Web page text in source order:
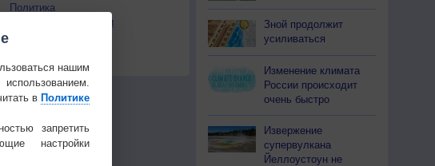
Политика
конфиденциальности
Зной продолжит
усиливаться
Изменение климата
России происходит
очень быстро
Извержение
супервулкана
Йеллоустоун не
нашим
в Политике
запретить
настройки